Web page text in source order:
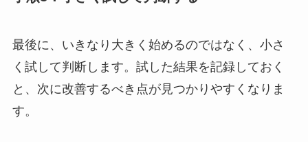
最後に、いきなり大きく始めるのではなく、小さ
く試して判断します。試した結果を記録しておく
と、次に改善するべき点が見つかりやすくなりま
す。